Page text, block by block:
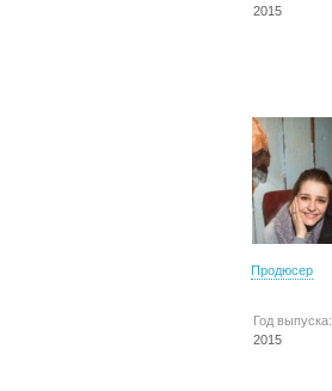
2015
Продюсер
Год выпуска:
2015